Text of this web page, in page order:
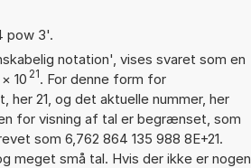
pow 3'.
notation', vises svaret som en
× 10 21. For denne form for
21, og det aktuelle nummer, her
for visning af tal er begrænset, som
som 6,762 864 135 988 8E+21.
små tal. Hvis der ikke er nogen